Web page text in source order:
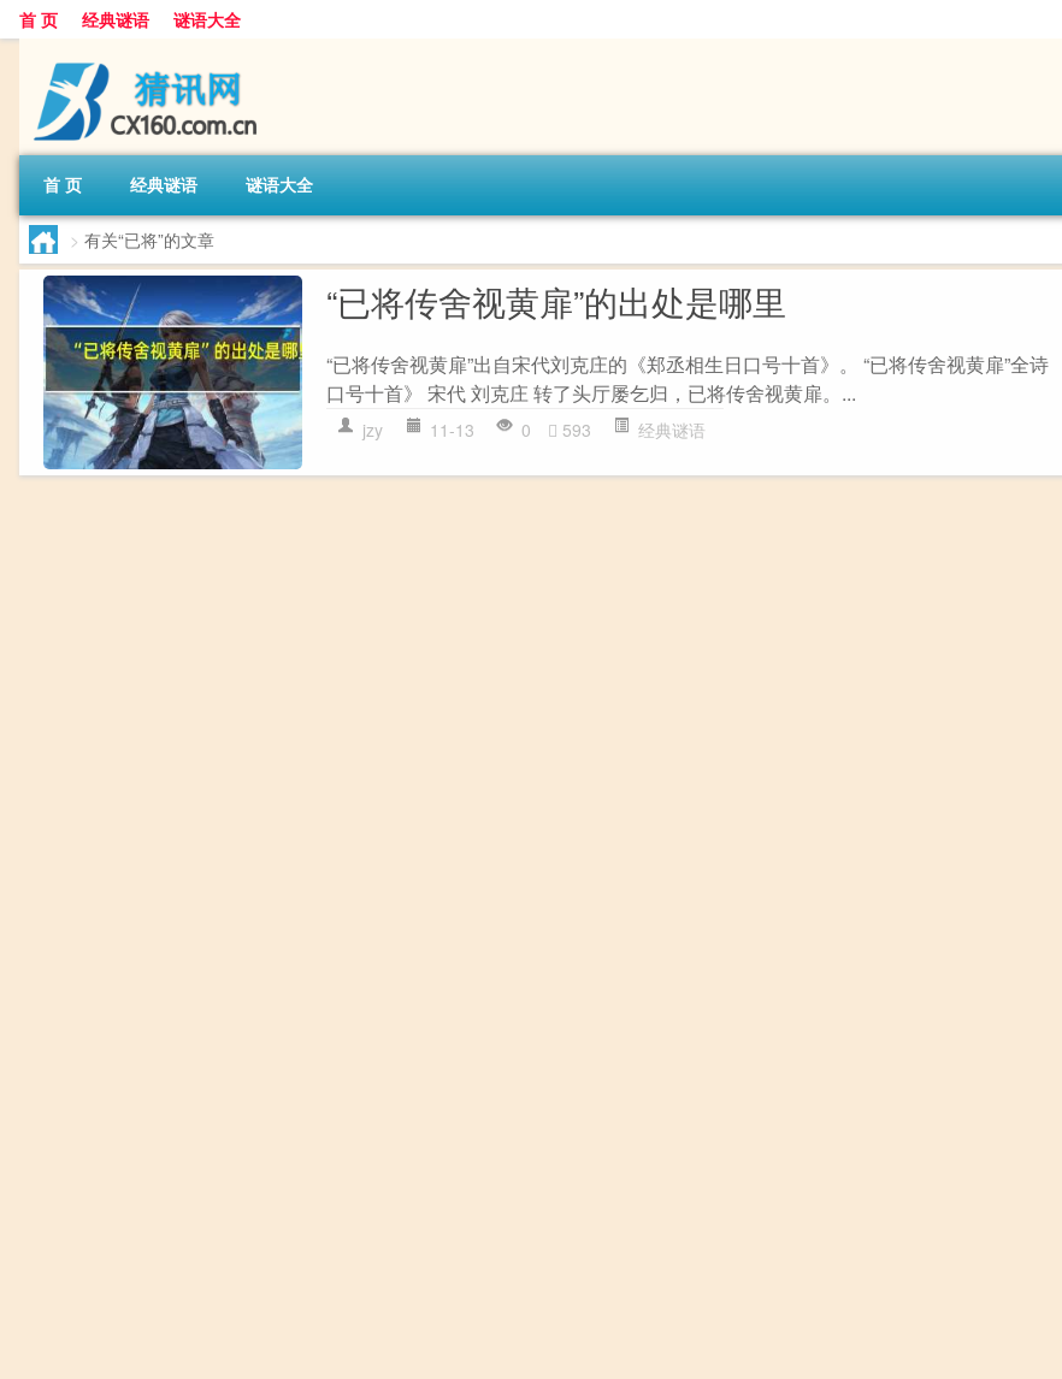
首 页 经典谜语 谜语大全
首 页 经典谜语 谜语大全
> 有关“已将”的文章
“已将传舍视黄扉”的出处是哪里
“已将传舍视黄扉”出自宋代刘克庄的《郑丞相生日口号十首》。 “已将传舍视黄扉”全诗
口号十首》 宋代 刘克庄 转了头厅屡乞归，已将传舍视黄扉。...
jzy 11-13 0 593 经典谜语